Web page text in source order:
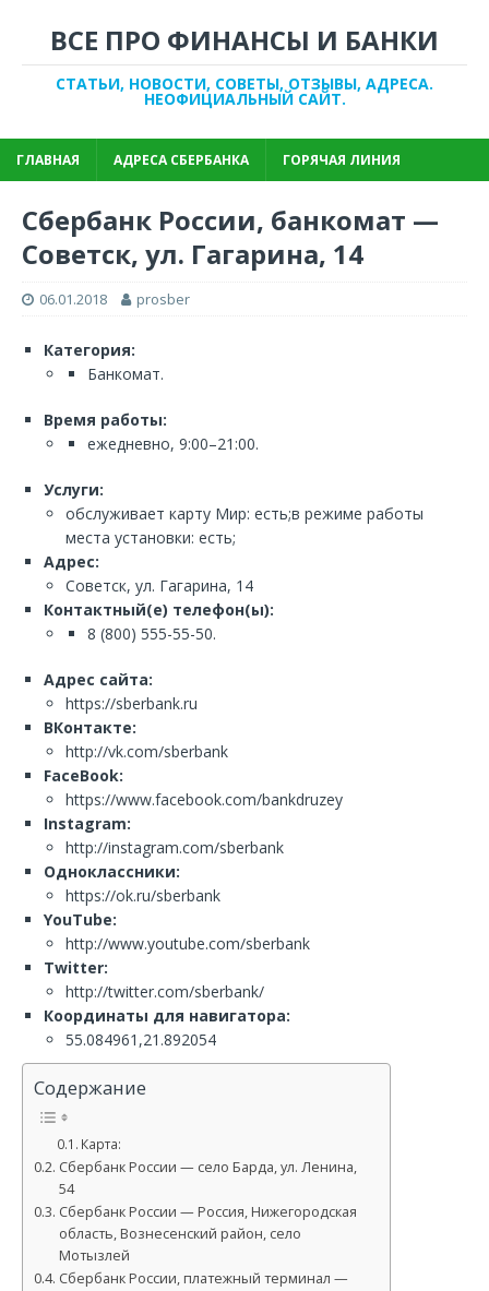
ВСЕ ПРО ФИНАНСЫ И БАНКИ
СТАТЬИ, НОВОСТИ, СОВЕТЫ, ОТЗЫВЫ, АДРЕСА.
НЕОФИЦИАЛЬНЫЙ САЙТ.
ГЛАВНАЯ АДРЕСА СБЕРБАНКА ГОРЯЧАЯ ЛИНИЯ
Сбербанк России, банкомат —
Советск, ул. Гагарина, 14
06.01.2018 prosber
Категория:
Банкомат.
Время работы:
ежедневно, 9:00–21:00.
Услуги:
обслуживает карту Мир: есть;в режиме работы
места установки: есть;
Адрес:
Советск, ул. Гагарина, 14
Контактный(е) телефон(ы):
8 (800) 555-55-50.
Адрес сайта:
https://sberbank.ru
ВКонтакте:
http://vk.com/sberbank
FaceBook:
https://www.facebook.com/bankdruzey
Instagram:
http://instagram.com/sberbank
Одноклассники:
https://ok.ru/sberbank
YouTube:
http://www.youtube.com/sberbank
Twitter:
http://twitter.com/sberbank/
Координаты для навигатора:
55.084961,21.892054
Содержание
Карта:
Сбербанк России — село Барда, ул. Ленина,
54
Сбербанк России — Россия, Нижегородская
область, Вознесенский район, село
Мотызлей
Сбербанк России, платежный терминал —